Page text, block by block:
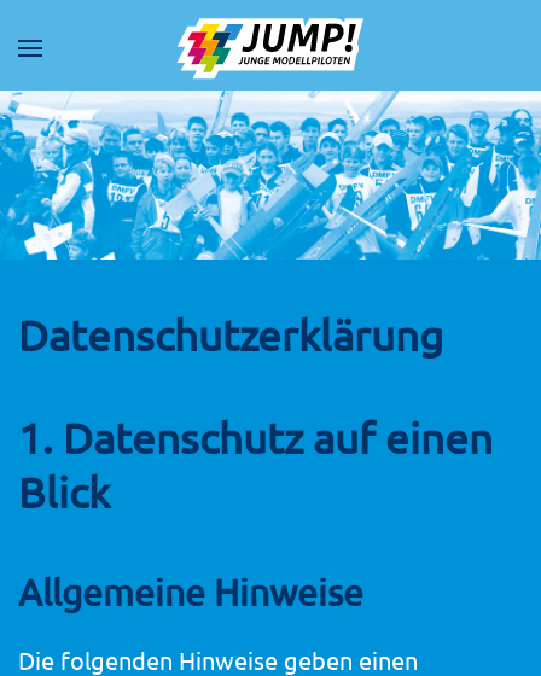
Datenschutzerklärung
1. Datenschutz auf einen
Blick
Allgemeine Hinweise
Die folgenden Hinweise geben einen